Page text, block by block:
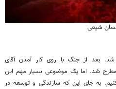
شیعی
بعد از جنگ با روی کار آمدن آقای
شد. اما یک موضوعی بسیار مهم این
به جای این که سازندگی و توسعه در